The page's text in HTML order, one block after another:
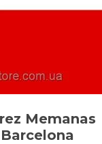
Memanas